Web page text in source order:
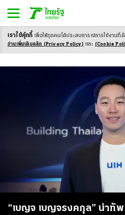
UIH
“เบญจ เบญจรงคกุล” นำทั
เราใช้คุ้กกี้ เพื่อให้ทุกคนได้ประสบการณ์การใช้งานที่
อ่านเพิ่มเติมคลิก (Privacy Policy) และ (Cookie